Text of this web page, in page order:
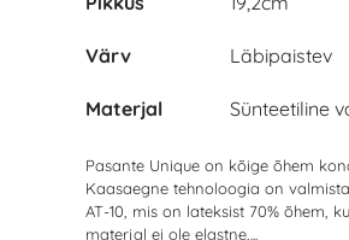
Värv Läbipaistev
Materjal Sünteetiline
Pasante Unique on kõige õhem
Kaasaegne tehnoloogia on
AT-10, mis on lateksist 70% õhem,
materjal ei ole elastne,...